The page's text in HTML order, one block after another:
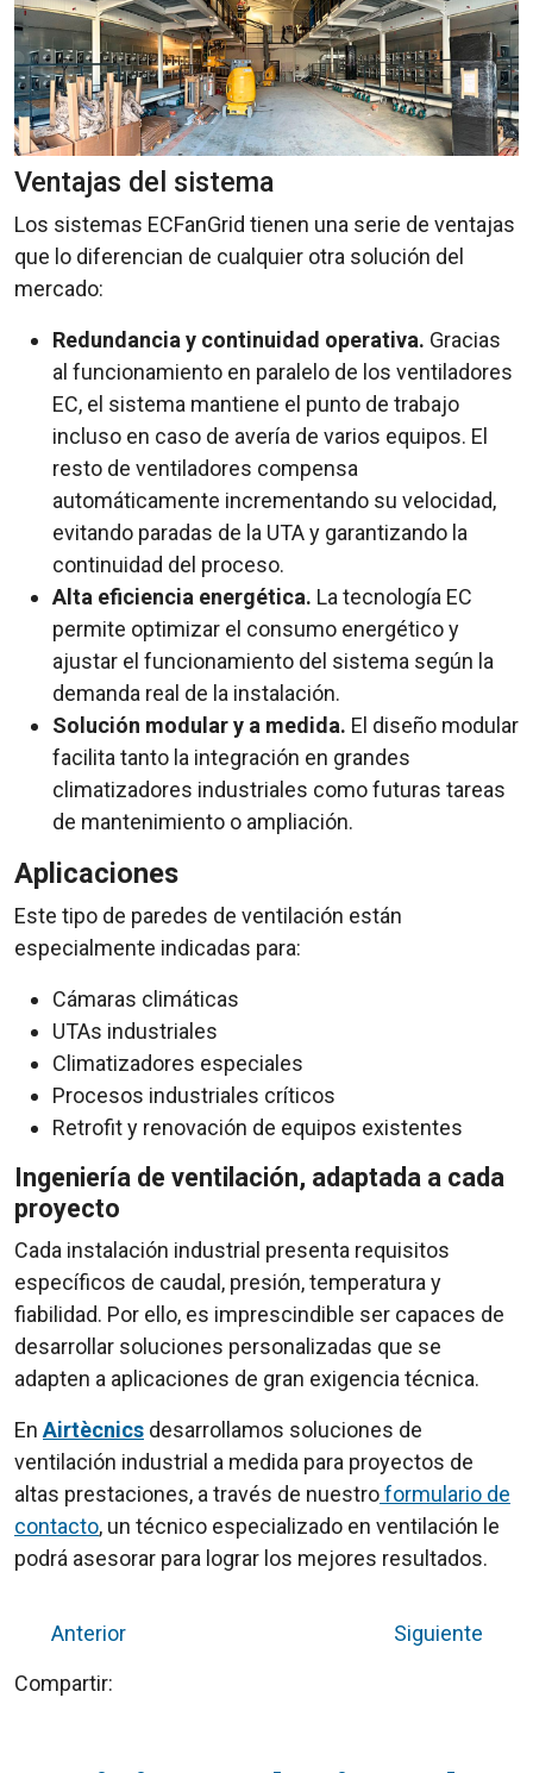
Ventajas del sistema
Los sistemas ECFanGrid tienen una serie de ventajas
que lo diferencian de cualquier otra solución del
mercado:
Redundancia y continuidad operativa. Gracias
al funcionamiento en paralelo de los ventiladores
EC, el sistema mantiene el punto de trabajo
incluso en caso de avería de varios equipos. El
resto de ventiladores compensa
automáticamente incrementando su velocidad,
evitando paradas de la UTA y garantizando la
continuidad del proceso.
Alta eficiencia energética. La tecnología EC
permite optimizar el consumo energético y
ajustar el funcionamiento del sistema según la
demanda real de la instalación.
Solución modular y a medida. El diseño modular
facilita tanto la integración en grandes
climatizadores industriales como futuras tareas
de mantenimiento o ampliación.
Aplicaciones
Este tipo de paredes de ventilación están
especialmente indicadas para:
Cámaras climáticas
UTAs industriales
Climatizadores especiales
Procesos industriales críticos
Retrofit y renovación de equipos existentes
Ingeniería de ventilación, adaptada a cada
proyecto
Cada instalación industrial presenta requisitos
específicos de caudal, presión, temperatura y
fiabilidad. Por ello, es imprescindible ser capaces de
desarrollar soluciones personalizadas que se
adapten a aplicaciones de gran exigencia técnica.
En Airtècnics desarrollamos soluciones de
ventilación industrial a medida para proyectos de
altas prestaciones, a través de nuestroformulario de
contacto, un técnico especializado en ventilación le
podrá asesorar para lograr los mejores resultados.
Anterior
Siguiente
Compartir: